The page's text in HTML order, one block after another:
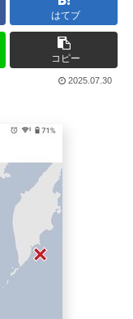
はてブ
コピー
2025.07.30